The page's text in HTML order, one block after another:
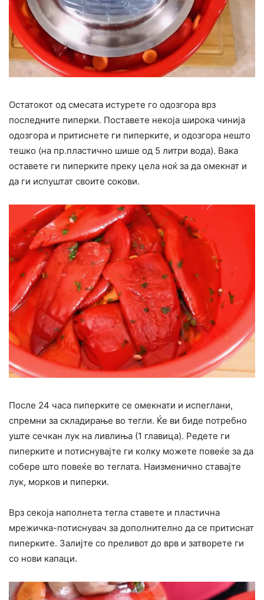
Остатокот од смесата истурете го одозгора врз
последните пиперки. Поставете некоја широка чинија
одозгора и притиснете ги пиперките, и одозгора нешто
тешко (на пр.пластично шише од 5 литри вода). Вака
оставете ги пиперките преку цела ноќ за да омекнат и
да ги испуштат своите сокови.
После 24 часа пиперките се омекнати и испеглани,
спремни за складирање во тегли. Ќе ви биде потребно
уште сечкан лук на ливлиња (1 главица). Редете ги
пиперките и потиснувајте ги колку можете повеќе за да
собере што повеќе во теглата. Наизменично ставајте
лук, морков и пиперки.
Врз секоја наполнета тегла ставете и пластична
мрежичка-потиснувач за дополнително да се притиснат
пиперките. Залијте со преливот до врв и затворете ги
со нови капаци.